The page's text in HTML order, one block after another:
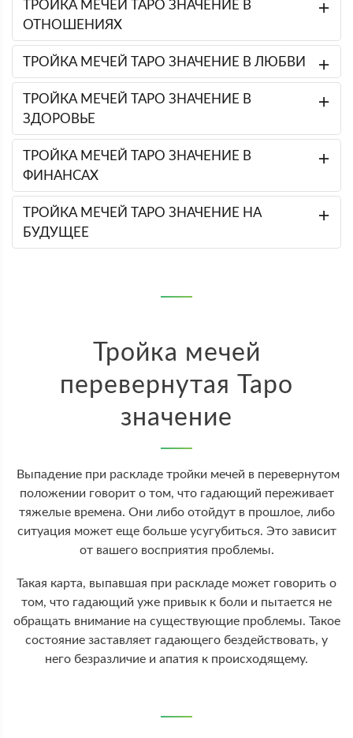
ТРОЙКА МЕЧЕЙ ТАРО ЗНАЧЕНИЕ В
ОТНОШЕНИЯХ
ТРОЙКА МЕЧЕЙ ТАРО ЗНАЧЕНИЕ В ЛЮБВИ
ТРОЙКА МЕЧЕЙ ТАРО ЗНАЧЕНИЕ В
ЗДОРОВЬЕ
ТРОЙКА МЕЧЕЙ ТАРО ЗНАЧЕНИЕ В
ФИНАНСАХ
ТРОЙКА МЕЧЕЙ ТАРО ЗНАЧЕНИЕ НА
БУДУЩЕЕ
Тройка мечей
перевернутая Таро
значение
Выпадение при раскладе тройки мечей в перевернутом
положении говорит о том, что гадающий переживает
тяжелые времена. Они либо отойдут в прошлое, либо
ситуация может еще больше усугубиться. Это зависит
от вашего восприятия проблемы.
Такая карта, выпавшая при раскладе может говорить о
том, что гадающий уже привык к боли и пытается не
обращать внимание на существующие проблемы. Такое
состояние заставляет гадающего бездействовать, у
него безразличие и апатия к происходящему.